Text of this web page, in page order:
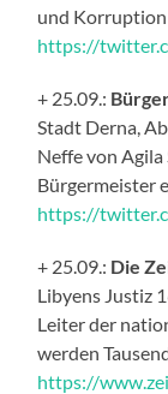
und Korruption
https://
+ 25.09.:
Stadt Derna,
Neffe von
Bürgermeister
https://
+ 25.09.: Die
Libyens Justiz
Leiter der
werden
https://